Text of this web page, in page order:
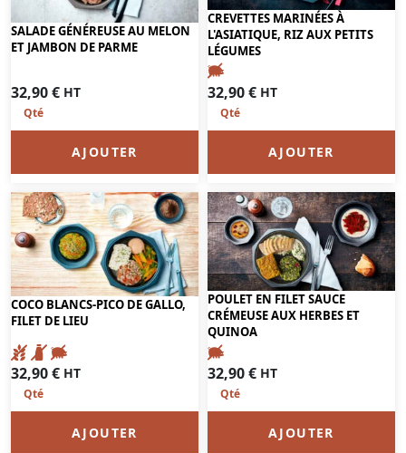
SALADE GÉNÉREUSE AU MELON
ET JAMBON DE PARME
32,90€ HT
AJOUTER
CREVETTES MARINÉES À
L'ASIATIQUE, RIZ AUX PETITS
LÉGUMES
32,90€ HT
AJOUTER
COCO BLANCS-PICO DE GALLO,
FILET DE LIEU
32,90€ HT
AJOUTER
POULET EN FILET SAUCE
CRÉMEUSE AUX HERBES ET
QUINOA
32,90€ HT
AJOUTER